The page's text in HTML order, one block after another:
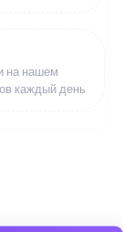
на нашем
каждый день